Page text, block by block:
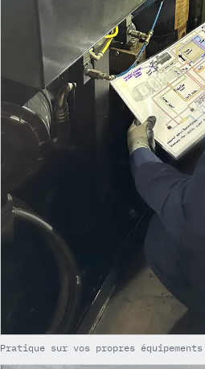
Pratique sur vos propres équipements